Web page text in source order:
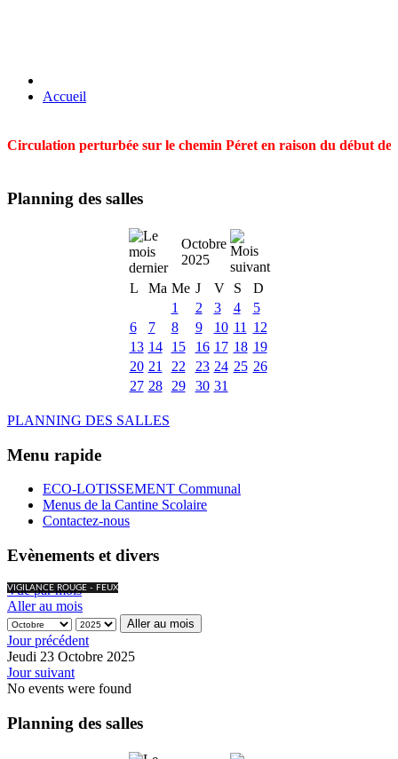
Accueil
Circulation perturbée sur le chemin Péret en raison du début
Planning des salles
Octobre
2025
L
Ma Me J V S
D
1
2 3 4
5
6
7 8 9 10 11
12
13 14 15 16 17 18 19
20 21 22 23 24 25 26
27 28 29 30 31
PLANNING DES SALLES
Menu rapide
ECO-LOTISSEMENT Communal
Menus de la Cantine Scolaire
Contactez-nous
Evènements et divers
VIGILANCE ROUGE - FEUX
Vue par mois
Aller au mois
Aller au mois
Jour précédent
Jeudi 23 Octobre 2025
Jour suivant
No events were found
Planning des salles